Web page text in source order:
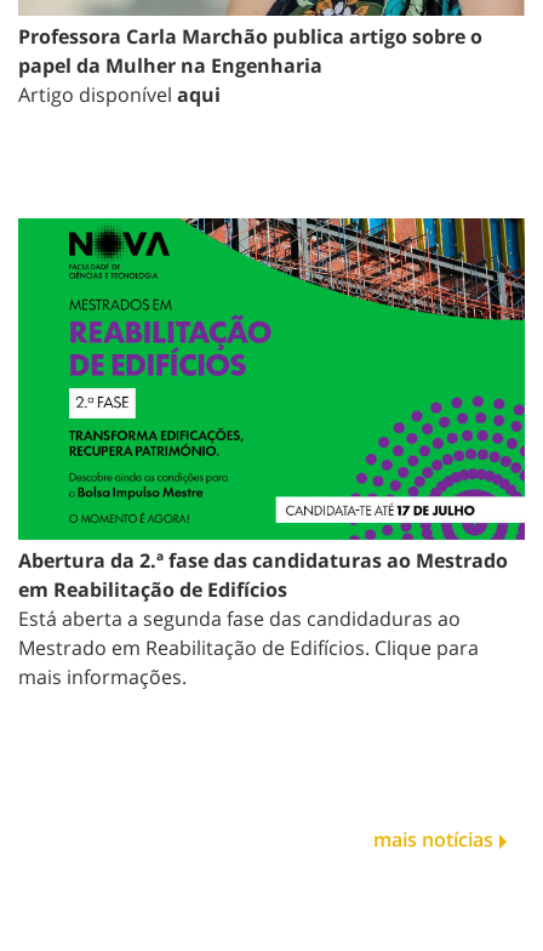
Professora Carla Marchão publica artigo sobre o
papel da Mulher na Engenharia
Artigo disponível aqui
Abertura da 2.ª fase das candidaturas ao Mestrado
em Reabilitação de Edifícios
Está aberta a segunda fase das candidaduras ao
Mestrado em Reabilitação de Edifícios. Clique para
mais informações.
mais notícias